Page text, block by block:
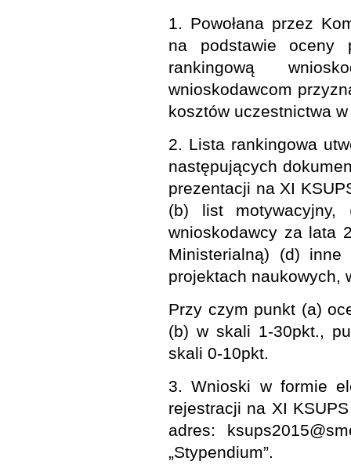
1. Powołana przez
na podstawie oceny
rankingową
wnioskodawcom
kosztów uczestnictwa
2. Lista rankingowa
następujących
prezentacji na XI
(b) list motywacyjny,
wnioskodawcy za lata
Ministerialną) (d) inne
projektach naukowych,
Przy czym punkt (a)
(b) w skali 1-30pkt.,
skali 0-10pkt.
3. Wnioski w formie
rejestracji na XI
adres:
„Stypendium”.